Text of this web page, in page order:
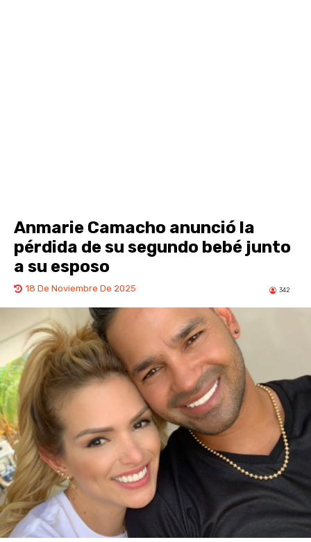
Anmarie Camacho anunció la
pérdida de su segundo bebé junto
a su esposo
18 De Noviembre De 2025 342